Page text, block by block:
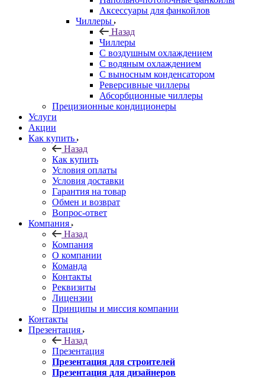
Аксессуары для фанкойлов
Чиллеры
Назад
Чиллеры
С воздушным охлаждением
С водяным охлаждением
С выносным конденсатором
Реверсивные чиллеры
Абсорбционные чиллеры
Прецизионные кондиционеры
Услуги
Акции
Как купить
Назад
Как купить
Условия оплаты
Условия доставки
Гарантия на товар
Обмен и возврат
Вопрос-ответ
Компания
Назад
Компания
О компании
Команда
Контакты
Реквизиты
Лицензии
Принципы и миссия компании
Контакты
Презентация
Назад
Презентация
Презентация для строителей
Презентация для дизайнеров